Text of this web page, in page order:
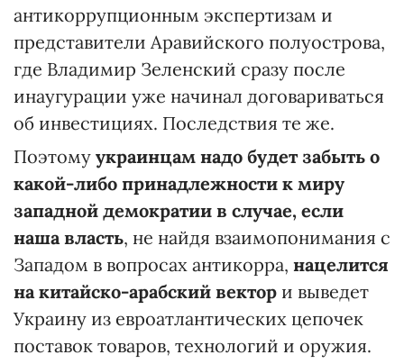
антикоррупционным экспертизам и
представители Аравийского полуострова,
где Владимир Зеленский сразу после
инаугурации уже начинал договариваться
об инвестициях. Последствия те же.
Поэтому украинцам надо будет забыть о
какой-либо принадлежности к миру
западной демократии в случае, если
наша власть, не найдя взаимопонимания с
Западом в вопросах антикорра, нацелится
на китайско-арабский вектор и выведет
Украину из евроатлантических цепочек
поставок товаров, технологий и оружия.